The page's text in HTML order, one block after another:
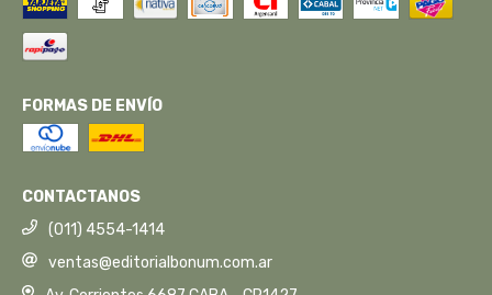
FORMAS DE ENVÍO
CONTACTANOS
(011) 4554-1414
ventas@editorialbonum.com.ar